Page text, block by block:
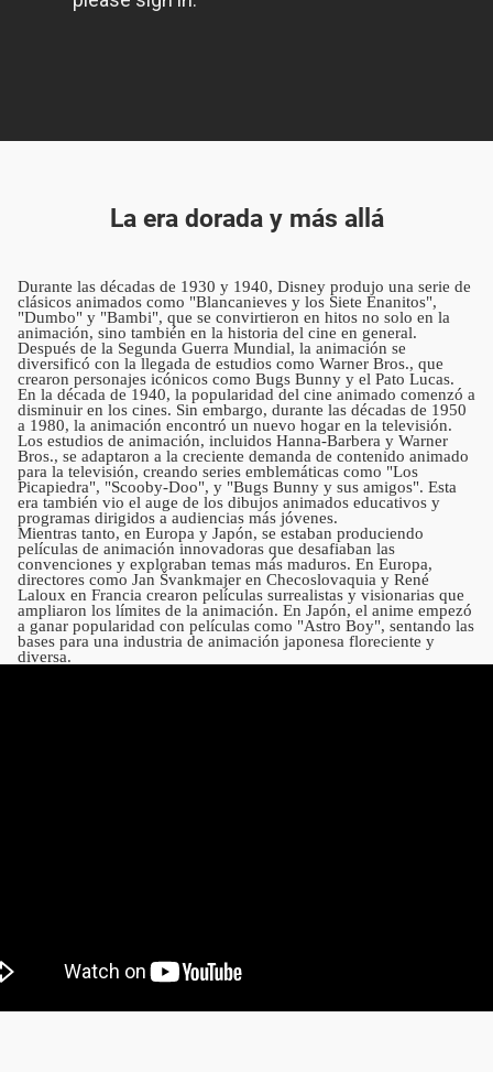
La era dorada y más allá
Durante las décadas de 1930 y 1940, Disney produjo una serie de
clásicos animados como "Blancanieves y los Siete Enanitos",
"Dumbo" y "Bambi", que se convirtieron en hitos no solo en la
animación, sino también en la historia del cine en general.
Después de la Segunda Guerra Mundial, la animación se
diversificó con la llegada de estudios como Warner Bros., que
crearon personajes icónicos como Bugs Bunny y el Pato Lucas.
En la década de 1940, la popularidad del cine animado comenzó a
disminuir en los cines. Sin embargo, durante las décadas de 1950
a 1980, la animación encontró un nuevo hogar en la televisión.
Los estudios de animación, incluidos Hanna-Barbera y Warner
Bros., se adaptaron a la creciente demanda de contenido animado
para la televisión, creando series emblemáticas como "Los
Picapiedra", "Scooby-Doo", y "Bugs Bunny y sus amigos". Esta
era también vio el auge de los dibujos animados educativos y
programas dirigidos a audiencias más jóvenes.
Mientras tanto, en Europa y Japón, se estaban produciendo
películas de animación innovadoras que desafiaban las
convenciones y exploraban temas más maduros. En Europa,
directores como Jan Švankmajer en Checoslovaquia y René
Laloux en Francia crearon películas surrealistas y visionarias que
ampliaron los límites de la animación. En Japón, el anime empezó
a ganar popularidad con películas como "Astro Boy", sentando las
bases para una industria de animación japonesa floreciente y
diversa.